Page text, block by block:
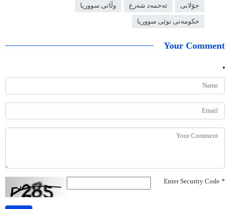
جۆلانی ئەحمەد شەرع وڵاتی سووریا
حکومەتی نوێی سووریا
Your Comment
*